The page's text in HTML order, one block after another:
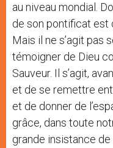
au niveau mondial.
de son pontificat est
Mais il ne s’agit pas
témoigner de Dieu
Sauveur. Il s’agit,
et de se remettre
et de donner de
grâce, dans toute
grande insistance de